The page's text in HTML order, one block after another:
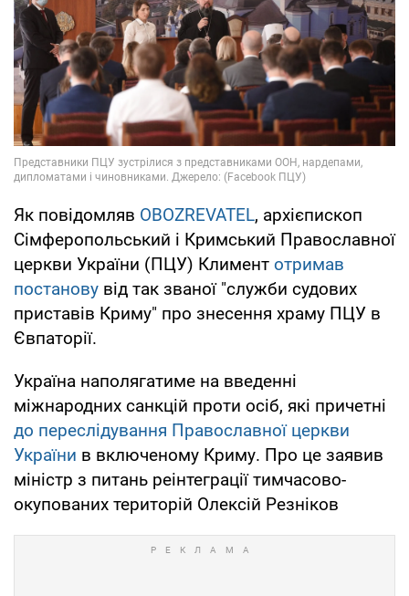
Як повідомляв OBOZREVATEL, архієпископ
Сімферопольський і Кримський Православної
церкви України (ПЦУ) Климент отримав
постанову від так званої "служби судових
приставів Криму" про знесення храму ПЦУ в
Євпаторії.
Україна наполягатиме на введенні
міжнародних санкцій проти осіб, які причетні
до переслідування Православної церкви
України в включеному Криму. Про це заявив
міністр з питань реінтеграції тимчасово-
окупованих територій Олексій Резніков